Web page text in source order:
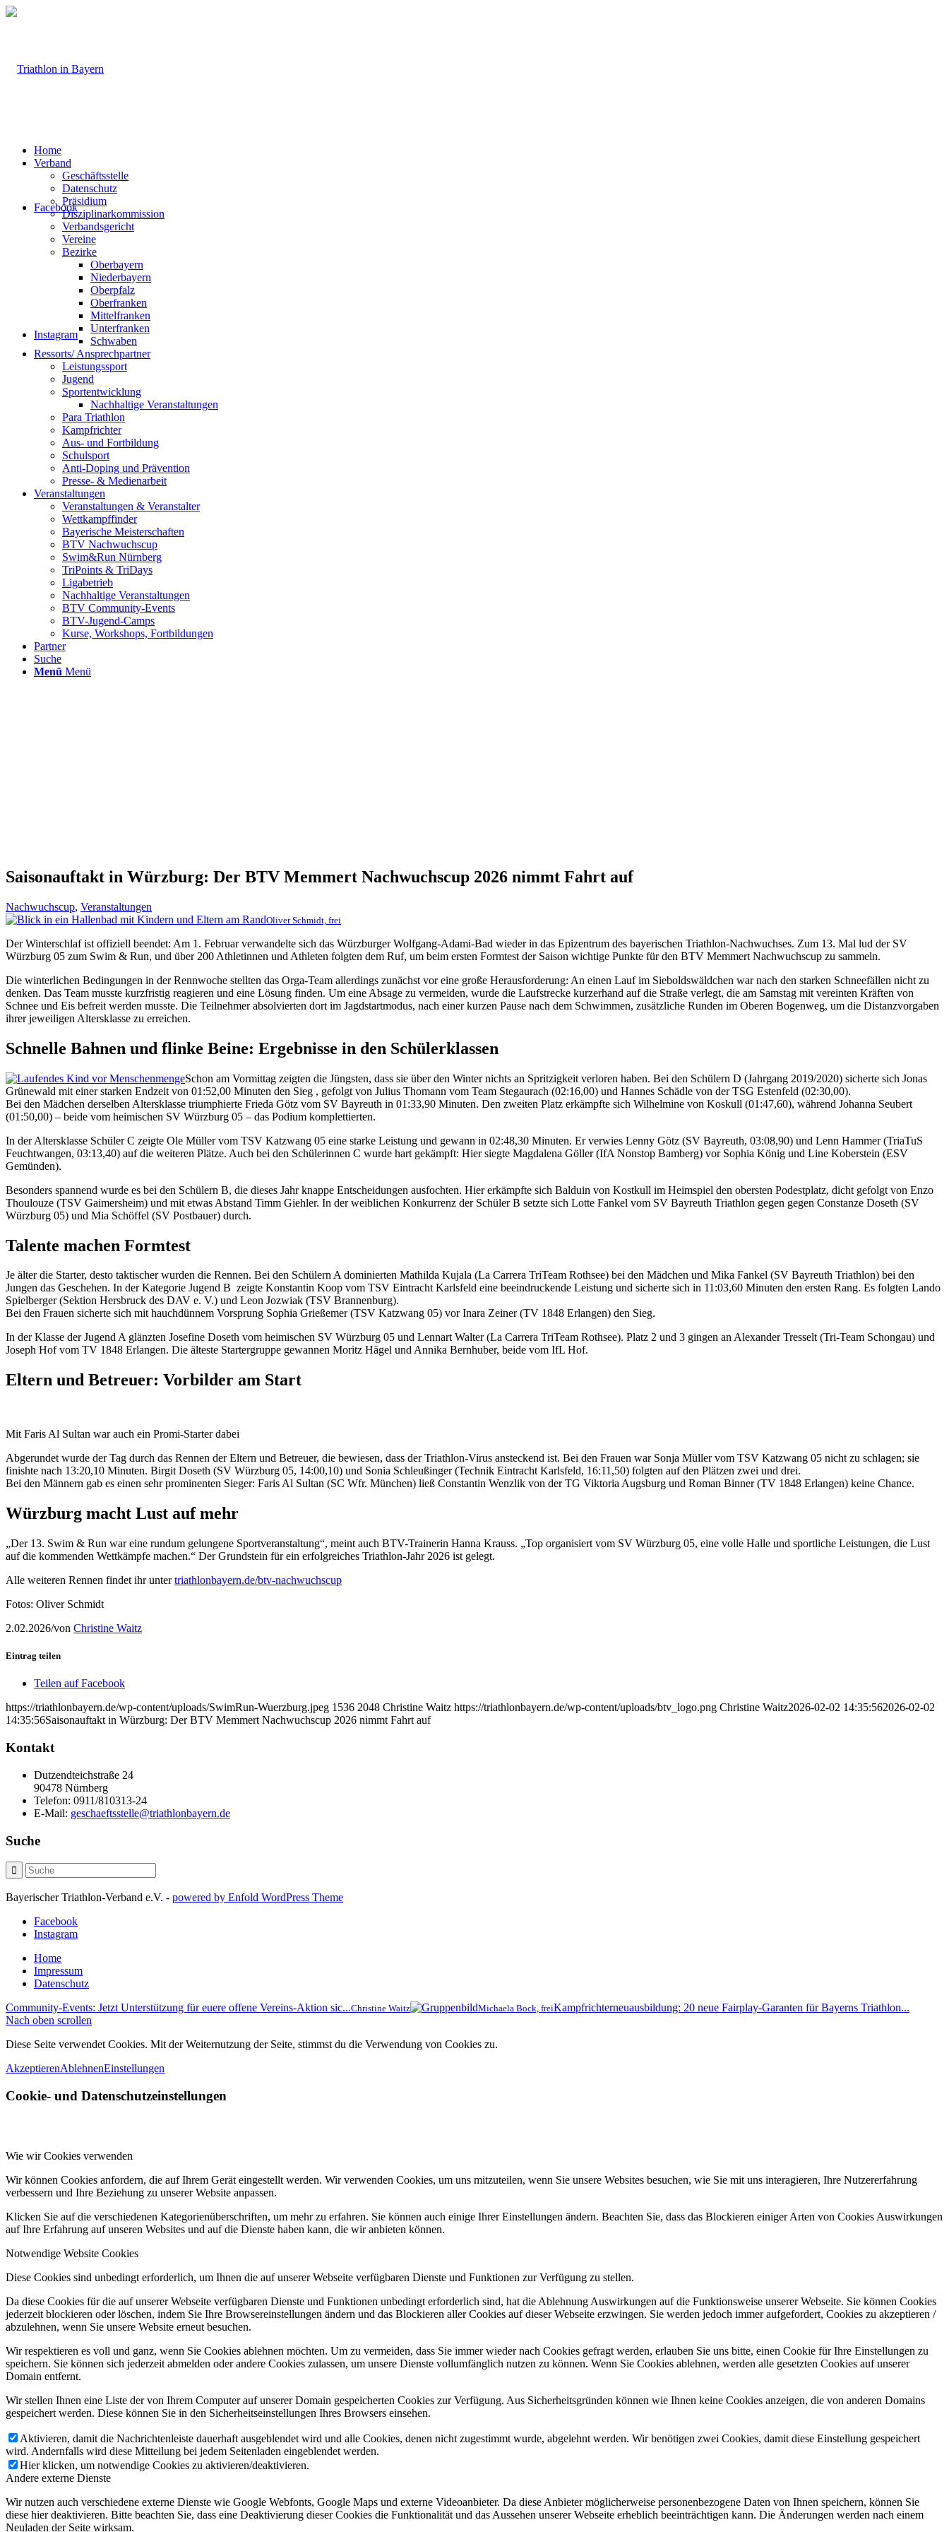
Facebook
Instagram
Home
Verband
Geschäftsstelle
Datenschutz
Präsidium
Disziplinarkommission
Verbandsgericht
Vereine
Bezirke
Oberbayern
Niederbayern
Oberpfalz
Oberfranken
Mittelfranken
Unterfranken
Schwaben
Ressorts/ Ansprechpartner
Leistungssport
Jugend
Sportentwicklung
Nachhaltige Veranstaltungen
Para Triathlon
Kampfrichter
Aus- und Fortbildung
Schulsport
Anti-Doping und Prävention
Presse- & Medienarbeit
Veranstaltungen
Veranstaltungen & Veranstalter
Wettkampffinder
Bayerische Meisterschaften
BTV Nachwuchscup
Swim&Run Nürnberg
TriPoints & TriDays
Ligabetrieb
Nachhaltige Veranstaltungen
BTV Community-Events
BTV-Jugend-Camps
Kurse, Workshops, Fortbildungen
Partner
Suche
Menü Menü
Saisonauftakt in Würzburg: Der BTV Memmert Nachwuchscup 2026 nimmt Fahrt auf
Nachwuchscup, Veranstaltungen
Oliver Schmidt, frei
Der Winterschlaf ist offiziell beendet: Am 1. Februar verwandelte sich das Würzburger Wolfgang-Adami-Bad wieder in das Epizentrum des bayerischen Triathlon-Nachwuchses. Zum 13. Mal lud der SV
Würzburg 05 zum Swim & Run, und über 200 Athletinnen und Athleten folgten dem Ruf, um beim ersten Formtest der Saison wichtige Punkte für den BTV Memmert Nachwuchscup zu sammeln.
Die winterlichen Bedingungen in der Rennwoche stellten das Orga-Team allerdings zunächst vor eine große Herausforderung: An einen Lauf im Sieboldswäldchen war nach den starken Schneefällen nicht zu
denken. Das Team musste kurzfristig reagieren und eine Lösung finden. Um eine Absage zu vermeiden, wurde die Laufstrecke kurzerhand auf die Straße verlegt, die am Samstag mit vereinten Kräften von
Schnee und Eis befreit werden musste. Die Teilnehmer absolvierten dort im Jagdstartmodus, nach einer kurzen Pause nach dem Schwimmen, zusätzliche Runden im Oberen Bogenweg, um die Distanzvorgaben
ihrer jeweiligen Altersklasse zu erreichen.
Schnelle Bahnen und flinke Beine: Ergebnisse in den Schülerklassen
Schon am Vormittag zeigten die Jüngsten, dass sie über den Winter nichts an Spritzigkeit verloren haben. Bei den Schülern D (Jahrgang 2019/2020) sicherte sich Jonas
Grünewald mit einer starken Endzeit von 01:52,00 Minuten den Sieg , gefolgt von Julius Thomann vom Team Stegaurach (02:16,00) und Hannes Schädle von der TSG Estenfeld (02:30,00).
Bei den Mädchen derselben Altersklasse triumphierte Frieda Götz vom SV Bayreuth in 01:33,90 Minuten. Den zweiten Platz erkämpfte sich Wilhelmine von Koskull (01:47,60), während Johanna Seubert
(01:50,00) – beide vom heimischen SV Würzburg 05 – das Podium komplettierten.
In der Altersklasse Schüler C zeigte Ole Müller vom TSV Katzwang 05 eine starke Leistung und gewann in 02:48,30 Minuten. Er verwies Lenny Götz (SV Bayreuth, 03:08,90) und Lenn Hammer (TriaTuS
Feuchtwangen, 03:13,40) auf die weiteren Plätze. Auch bei den Schülerinnen C wurde hart gekämpft: Hier siegte Magdalena Göller (IfA Nonstop Bamberg) vor Sophia König und Line Koberstein (ESV
Gemünden).
Besonders spannend wurde es bei den Schülern B, die dieses Jahr knappe Entscheidungen ausfochten. Hier erkämpfte sich Balduin von Kostkull im Heimspiel den obersten Podestplatz, dicht gefolgt von Enzo
Thoulouze (TSV Gaimersheim) und mit etwas Abstand Timm Giehler. In der weiblichen Konkurrenz der Schüler B setzte sich Lotte Fankel vom SV Bayreuth Triathlon gegen gegen Constanze Doseth (SV
Würzburg 05) und Mia Schöffel (SV Postbauer) durch.
Talente machen Formtest
Je älter die Starter, desto taktischer wurden die Rennen. Bei den Schülern A dominierten Mathilda Kujala (La Carrera TriTeam Rothsee) bei den Mädchen und Mika Fankel (SV Bayreuth Triathlon) bei den
Jungen das Geschehen. In der Kategorie Jugend B zeigte Konstantin Koop vom TSV Eintracht Karlsfeld eine beeindruckende Leistung und sicherte sich in 11:03,60 Minuten den ersten Rang. Es folgten Lando
Spielberger (Sektion Hersbruck des DAV e. V.) und Leon Jozwiak (TSV Brannenburg).
Bei den Frauen sicherte sich mit hauchdünnem Vorsprung Sophia Grießemer (TSV Katzwang 05) vor Inara Zeiner (TV 1848 Erlangen) den Sieg.
In der Klasse der Jugend A glänzten Josefine Doseth vom heimischen SV Würzburg 05 und Lennart Walter (La Carrera TriTeam Rothsee). Platz 2 und 3 gingen an Alexander Tresselt (Tri-Team Schongau) und
Joseph Hof vom TV 1848 Erlangen. Die älteste Startergruppe gewannen Moritz Hägel und Annika Bernhuber, beide vom IfL Hof.
Eltern und Betreuer: Vorbilder am Start
Mit Faris Al Sultan war auch ein Promi-Starter dabei
Abgerundet wurde der Tag durch das Rennen der Eltern und Betreuer, die bewiesen, dass der Triathlon-Virus ansteckend ist. Bei den Frauen war Sonja Müller vom TSV Katzwang 05 nicht zu schlagen; sie
finishte nach 13:20,10 Minuten. Birgit Doseth (SV Würzburg 05, 14:00,10) und Sonia Schleußinger (Technik Eintracht Karlsfeld, 16:11,50) folgten auf den Plätzen zwei und drei.
Bei den Männern gab es einen sehr prominenten Sieger: Faris Al Sultan (SC Wfr. München) ließ Constantin Wenzlik von der TG Viktoria Augsburg und Roman Binner (TV 1848 Erlangen) keine Chance.
Würzburg macht Lust auf mehr
„Der 13. Swim & Run war eine rundum gelungene Sportveranstaltung“, meint auch BTV-Trainerin Hanna Krauss. „Top organisiert vom SV Würzburg 05, eine volle Halle und sportliche Leistungen, die Lust
auf die kommenden Wettkämpfe machen.“ Der Grundstein für ein erfolgreiches Triathlon-Jahr 2026 ist gelegt.
Alle weiteren Rennen findet ihr untertriathlonbayern.de/btv-nachwuchscup
Fotos: Oliver Schmidt
2.02.2026/von Christine Waitz
Eintrag teilen
Teilen auf Facebook
https://triathlonbayern.de/wp-content/uploads/SwimRun-Wuerzburg.jpeg 1536 2048 Christine Waitz https://triathlonbayern.de/wp-content/uploads/btv_logo.png Christine Waitz2026-02-02 14:35:562026-02-02
14:35:56Saisonauftakt in Würzburg: Der BTV Memmert Nachwuchscup 2026 nimmt Fahrt auf
Kontakt
Dutzendteichstraße 24
90478 Nürnberg
Telefon: 0911/810313-24
E-Mail: geschaeftsstelle@triathlonbayern.de
Suche
Bayerischer Triathlon-Verband e.V. - powered by Enfold WordPress Theme
Facebook
Instagram
Home
Impressum
Datenschutz
Community-Events: Jetzt Unterstützung für euere offene Vereins-Aktion sic...Christine Waitz Michaela Bock, freiKampfrichterneuausbildung: 20 neue Fairplay-Garanten für Bayerns Triathlon...
Nach oben scrollen
Diese Seite verwendet Cookies. Mit der Weiternutzung der Seite, stimmst du die Verwendung von Cookies zu.
AkzeptierenAblehnenEinstellungen
Cookie- und Datenschutzeinstellungen
Wie wir Cookies verwenden
Wir können Cookies anfordern, die auf Ihrem Gerät eingestellt werden. Wir verwenden Cookies, um uns mitzuteilen, wenn Sie unsere Websites besuchen, wie Sie mit uns interagieren, Ihre Nutzererfahrung
verbessern und Ihre Beziehung zu unserer Website anpassen.
Klicken Sie auf die verschiedenen Kategorienüberschriften, um mehr zu erfahren. Sie können auch einige Ihrer Einstellungen ändern. Beachten Sie, dass das Blockieren einiger Arten von Cookies Auswirkungen
auf Ihre Erfahrung auf unseren Websites und auf die Dienste haben kann, die wir anbieten können.
Notwendige Website Cookies
Diese Cookies sind unbedingt erforderlich, um Ihnen die auf unserer Webseite verfügbaren Dienste und Funktionen zur Verfügung zu stellen.
Da diese Cookies für die auf unserer Webseite verfügbaren Dienste und Funktionen unbedingt erforderlich sind, hat die Ablehnung Auswirkungen auf die Funktionsweise unserer Webseite. Sie können Cookies
jederzeit blockieren oder löschen, indem Sie Ihre Browsereinstellungen ändern und das Blockieren aller Cookies auf dieser Webseite erzwingen. Sie werden jedoch immer aufgefordert, Cookies zu akzeptieren /
abzulehnen, wenn Sie unsere Website erneut besuchen.
Wir respektieren es voll und ganz, wenn Sie Cookies ablehnen möchten. Um zu vermeiden, dass Sie immer wieder nach Cookies gefragt werden, erlauben Sie uns bitte, einen Cookie für Ihre Einstellungen zu
speichern. Sie können sich jederzeit abmelden oder andere Cookies zulassen, um unsere Dienste vollumfänglich nutzen zu können. Wenn Sie Cookies ablehnen, werden alle gesetzten Cookies auf unserer
Domain entfernt.
Wir stellen Ihnen eine Liste der von Ihrem Computer auf unserer Domain gespeicherten Cookies zur Verfügung. Aus Sicherheitsgründen können wie Ihnen keine Cookies anzeigen, die von anderen Domains
gespeichert werden. Diese können Sie in den Sicherheitseinstellungen Ihres Browsers einsehen.
Aktivieren, damit die Nachrichtenleiste dauerhaft ausgeblendet wird und alle Cookies, denen nicht zugestimmt wurde, abgelehnt werden. Wir benötigen zwei Cookies, damit diese Einstellung gespeichert
wird. Andernfalls wird diese Mitteilung bei jedem Seitenladen eingeblendet werden.
Hier klicken, um notwendige Cookies zu aktivieren/deaktivieren.
Andere externe Dienste
Wir nutzen auch verschiedene externe Dienste wie Google Webfonts, Google Maps und externe Videoanbieter. Da diese Anbieter möglicherweise personenbezogene Daten von Ihnen speichern, können Sie
diese hier deaktivieren. Bitte beachten Sie, dass eine Deaktivierung dieser Cookies die Funktionalität und das Aussehen unserer Webseite erheblich beeinträchtigen kann. Die Änderungen werden nach einem
Neuladen der Seite wirksam.